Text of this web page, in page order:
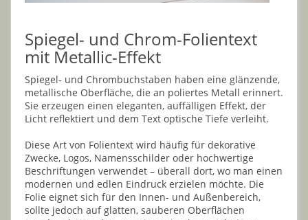
Spiegel- und Chrom-Folientext
mit Metallic-Effekt
Spiegel- und Chrombuchstaben haben eine glänzende,
metallische Oberfläche, die an poliertes Metall erinnert.
Sie erzeugen einen eleganten, auffälligen Effekt, der
Licht reflektiert und dem Text optische Tiefe verleiht.
Diese Art von Folientext wird häufig für dekorative
Zwecke, Logos, Namensschilder oder hochwertige
Beschriftungen verwendet – überall dort, wo man einen
modernen und edlen Eindruck erzielen möchte. Die
Folie eignet sich für den Innen- und Außenbereich,
sollte jedoch auf glatten, sauberen Oberflächen